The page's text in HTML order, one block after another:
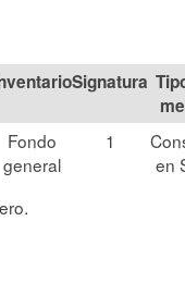
Signatura
Fondo
general
1
en